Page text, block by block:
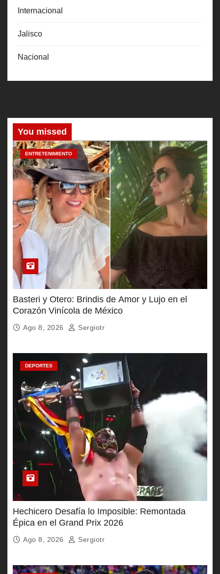
Internacional
Jalisco
Nacional
You missed
ENTRETENIMIENTO
Basteri y Otero: Brindis de Amor y Lujo en el
Corazón Vinícola de México
Ago 8, 2026 Sergiotr
DEPORTES
Hechicero Desafía lo Imposible: Remontada
Épica en el Grand Prix 2026
Ago 8, 2026 Sergiotr